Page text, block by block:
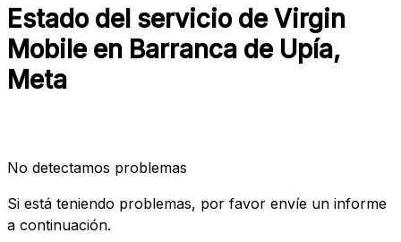
Estado del servicio de Virgin
Mobile en Barranca de Upía,
Meta
No detectamos problemas
Si está teniendo problemas, por favor envíe un informe
a continuación.